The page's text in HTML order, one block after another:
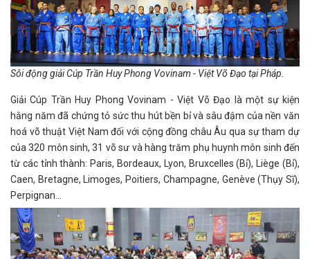
Sôi động giải Cúp Trần Huy Phong Vovinam - Việt Võ Đạo tại Pháp.
Giải Cúp Trần Huy Phong Vovinam - Việt Võ Đạo là một sự kiện
hằng năm đã chứng tỏ sức thu hút bền bỉ và sâu đậm của nền văn
hoá võ thuật Việt Nam đối với cộng đồng châu Âu qua sự tham dự
của 320 môn sinh, 31 võ sư và hàng trăm phụ huynh môn sinh đến
từ các tỉnh thành: Paris, Bordeaux, Lyon, Bruxcelles (Bỉ), Liège (Bỉ),
Caen, Bretagne, Limoges, Poitiers, Champagne, Genève (Thụy Sĩ),
Perpignan…